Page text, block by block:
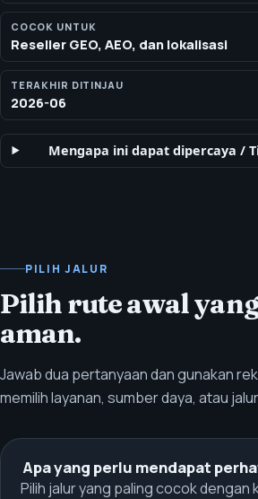
COCOK UNTUK
Reseller GEO, AEO, dan lokalisasi
TERAKHIR DITINJAU
2026-06
Mengapa ini dapat dipercaya /
PILIH JALUR
Pilih rute awal
aman.
Jawab dua pertanyaan dan gunakan
memilih layanan, sumber daya, atau
Apa yang perlu mendapat
Pilih jalur yang paling cocok dengan